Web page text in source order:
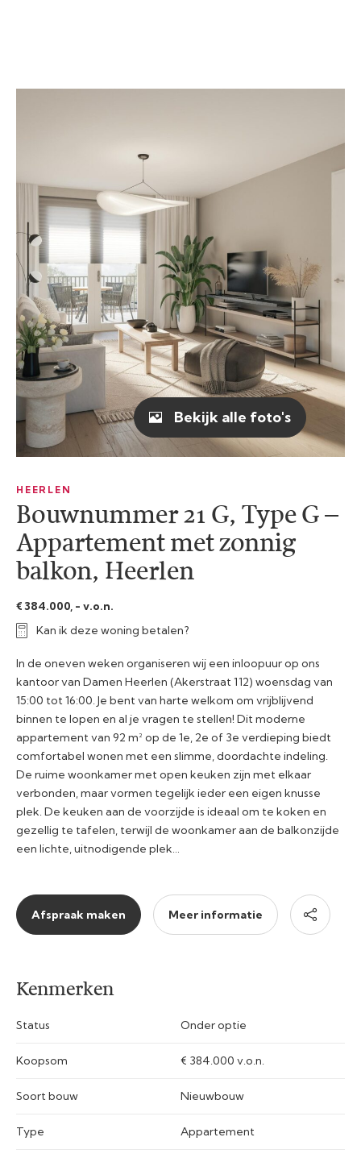
HEERLEN
Bouwnummer 21 G, Type G –
Appartement met zonnig
balkon, Heerlen
€ 384.000, - v.o.n.
Kan ik deze woning betalen?
In de oneven weken organiseren wij een inloopuur op ons
kantoor van Damen Heerlen (Akerstraat 112) woensdag van
15:00 tot 16:00. Je bent van harte welkom om vrijblijvend
binnen te lopen en al je vragen te stellen! Dit moderne
appartement van 92 m² op de 1e, 2e of 3e verdieping biedt
comfortabel wonen met een slimme, doordachte indeling.
De ruime woonkamer met open keuken zijn met elkaar
verbonden, maar vormen tegelijk ieder een eigen knusse
plek. De keuken aan de voorzijde is ideaal om te koken en
gezellig te tafelen, terwijl de woonkamer aan de balkonzijde
een lichte, uitnodigende plek…
Afspraak maken Meer informatie
Bekijk alle foto's
Kenmerken
Status Onder optie
Koopsom € 384.000 v.o.n.
Soort bouw Nieuwbouw
Type Appartement